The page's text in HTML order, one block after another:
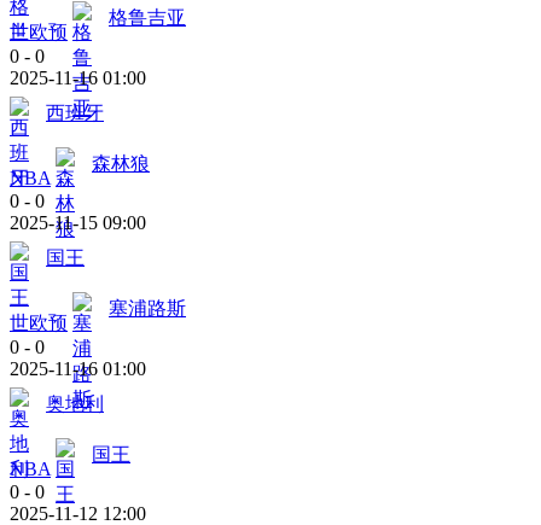
世欧预
格鲁吉亚
0 - 0
2025-11-16 01:00
西班牙
NBA
森林狼
0 - 0
2025-11-15 09:00
国王
世欧预
塞浦路斯
0 - 0
2025-11-16 01:00
奥地利
NBA
国王
0 - 0
2025-11-12 12:00